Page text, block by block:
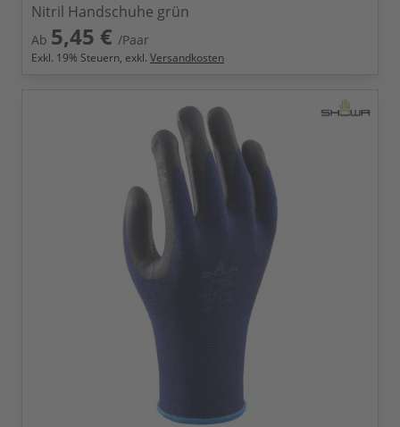
Nitril Handschuhe grün
Ab 5,45 € /Paar
Exkl. 19% Steuern, exkl. Versandkosten